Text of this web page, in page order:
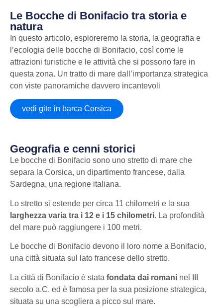
Le Bocche di Bonifacio tra storia e
natura
In questo articolo, esploreremo la storia, la geografia e
l’ecologia delle bocche di Bonifacio, così come le
attrazioni turistiche e le attività che si possono fare in
questa zona. Un tratto di mare dall’importanza strategica
con viste panoramiche davvero incantevoli
vedi gite in barca Corsica
Geografia e cenni storici
Le bocche di Bonifacio sono uno stretto di mare che
separa la Corsica, un dipartimento francese, dalla
Sardegna, una regione italiana.
Lo stretto si estende per circa 11 chilometri e la sua
larghezza varia tra i 12 e i 15 chilometri. La profondità
del mare può raggiungere i 100 metri.
Le bocche di Bonifacio devono il loro nome a Bonifacio,
una città situata sul lato francese dello stretto.
La città di Bonifacio è stata fondata dai romani nel III
secolo a.C. ed è famosa per la sua posizione strategica,
situata su una scogliera a picco sul mare.